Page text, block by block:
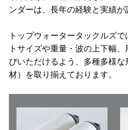
ンダーは、長年の経験と実績が
トップウォータータックルズ
トサイズや重量・波の上下幅
びいただけるよう、多種多様
材）を取り揃えております。